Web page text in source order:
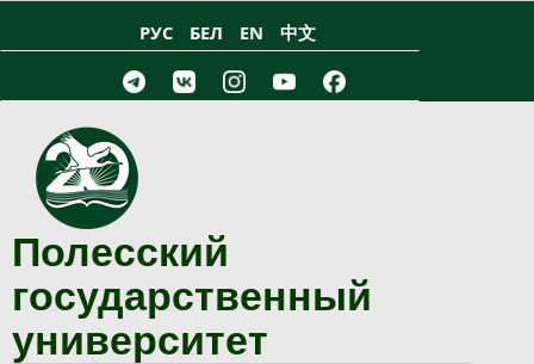
РУС БЕЛ EN 中文
Полесский
государственный
университет